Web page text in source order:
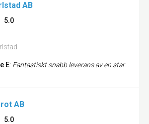
AB
5.0
E: Fantastiskt snabb leverans av en startmotor i ett akut läge. Beställde motorn vid lunch och hade den på förmiddagen dage...
AB
5.0